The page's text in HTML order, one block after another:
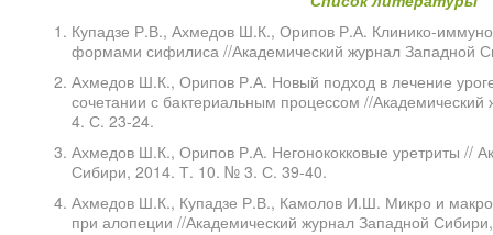
Купадзе Р.В., Ахмедов Ш.К., Орипов Р.А. Клинико-
формами сифилиса //Академический журнал Западной
Ахмедов Ш.К., Орипов Р.А. Новый подход в лечение
сочетании с бактериальным процессом //
4. С. 23-24.
Ахмедов Ш.К., Орипов Р.А. Негонококковые уретриты //
Сибири, 2014. Т. 10. № 3. С. 39-40.
Ахмедов Ш.К., Купадзе Р.В., Камолов И.Ш. Микро и
при алопеции //Академический журнал Западной